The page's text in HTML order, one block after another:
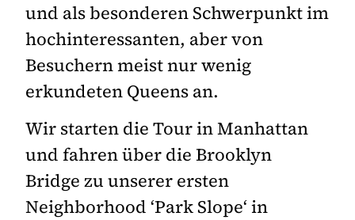
und als besonderen Schwerpunkt im
hochinteressanten, aber von
Besuchern meist nur wenig
erkundeten Queens an.
Wir starten die Tour in Manhattan
und fahren über die Brooklyn
Bridge zu unserer ersten
Neighborhood ‘Park Slope‘ in